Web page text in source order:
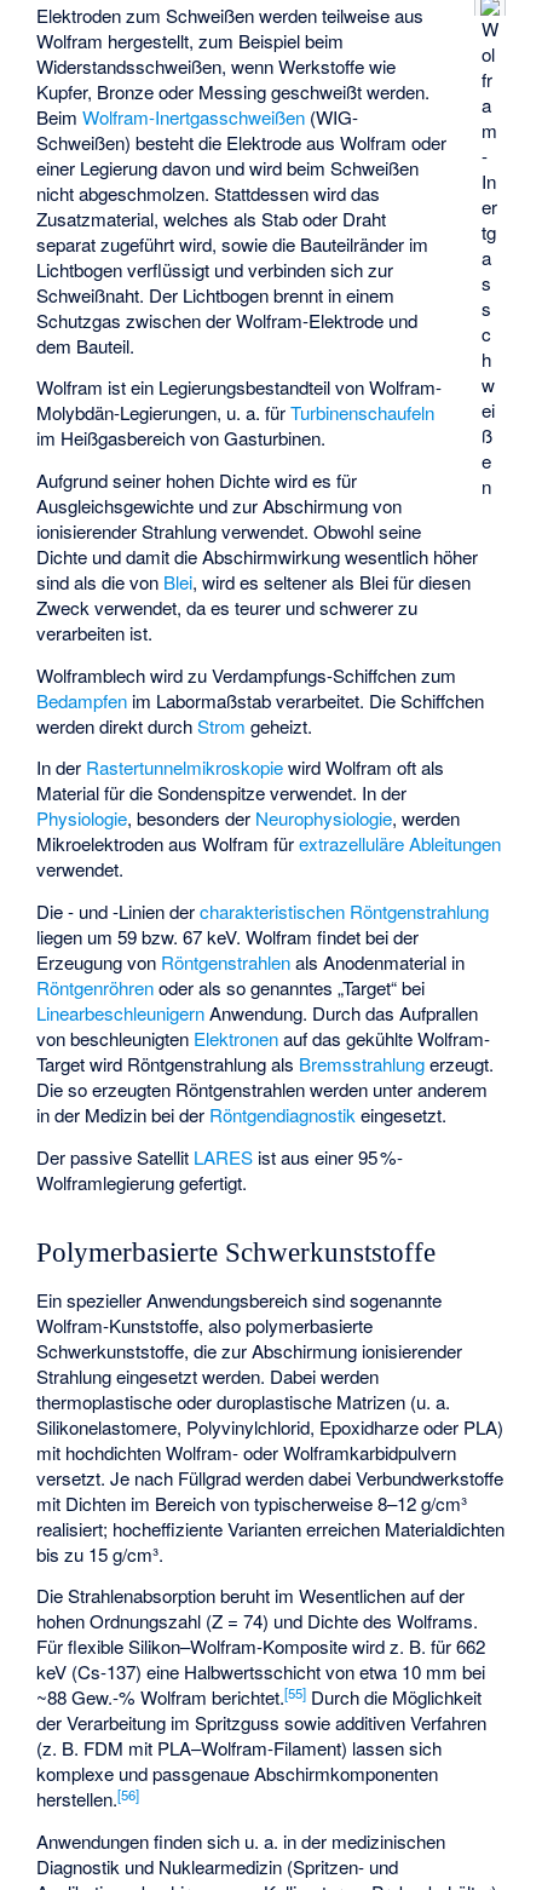
W
ol
fr
a
m
-
In
er
tg
a
s
s
c
h
w
ei
ß
e
n
Elektroden zum Schweißen werden teilweise aus
Wolfram hergestellt, zum Beispiel beim
Widerstandsschweißen, wenn Werkstoffe wie
Kupfer, Bronze oder Messing geschweißt werden.
BeimWolfram-Inertgasschweißen (WIG-
Schweißen) besteht die Elektrode aus Wolfram oder
einer Legierung davon und wird beim Schweißen
nicht abgeschmolzen. Stattdessen wird das
Zusatzmaterial, welches als Stab oder Draht
separat zugeführt wird, sowie die Bauteilränder im
Lichtbogen verflüssigt und verbinden sich zur
Schweißnaht. Der Lichtbogen brennt in einem
Schutzgas zwischen der Wolfram-Elektrode und
dem Bauteil.
Wolfram ist ein Legierungsbestandteil vonWolfram-
Molybdän-Legierungen, u. a. fürTurbinenschaufeln
im Heißgasbereich von Gasturbinen.
Aufgrund seiner hohen Dichte wird es für
Ausgleichsgewichte und zur Abschirmung von
ionisierender Strahlung verwendet. Obwohl seine
Dichte und damit die Abschirmwirkung wesentlich höher
sind als die von Blei, wird es seltener als Blei für diesen
Zweck verwendet, da es teurer und schwerer zu
verarbeiten ist.
Wolframblech wird zu Verdampfungs-Schiffchen zum
Bedampfen im Labormaßstab verarbeitet. Die Schiffchen
werden direkt durchStrom geheizt.
In der Rastertunnelmikroskopiewird Wolfram oft als
Material für die Sondenspitze verwendet. In der
Physiologie, besonders der Neurophysiologie, werden
Mikroelektroden aus Wolfram fürextrazelluläre Ableitungen
verwendet.
Die- und-Linien dercharakteristischen Röntgenstrahlung
liegen um 59 bzw. 67 keV. Wolfram findet bei der
Erzeugung von Röntgenstrahlenals Anodenmaterial in
Röntgenröhrenoder als so genanntes „Target“ bei
LinearbeschleunigernAnwendung. Durch das Aufprallen
von beschleunigten Elektronenauf das gekühlte Wolfram-
Target wird Röntgenstrahlung als Bremsstrahlungerzeugt.
Die so erzeugten Röntgenstrahlen werden unter anderem
in der Medizin bei der Röntgendiagnostik eingesetzt.
Der passive Satellit LARES ist aus einer 95 %-
Wolframlegierung gefertigt.
Polymerbasierte Schwerkunststoffe
Ein spezieller Anwendungsbereich sind sogenannte
Wolfram-Kunststoffe, also polymerbasierte
Schwerkunststoffe, die zur Abschirmung ionisierender
Strahlung eingesetzt werden. Dabei werden
thermoplastische oder duroplastische Matrizen (u. a.
Silikonelastomere, Polyvinylchlorid, Epoxidharze oder PLA)
mit hochdichten Wolfram- oder Wolframkarbidpulvern
versetzt. Je nach Füllgrad werden dabei Verbundwerkstoffe
mit Dichten im Bereich von typischerweise 8–12 g/cm³
realisiert; hocheffiziente Varianten erreichen Materialdichten
bis zu 15 g/cm³.
Die Strahlenabsorption beruht im Wesentlichen auf der
hohen Ordnungszahl (Z = 74) und Dichte des Wolframs.
Für flexible Silikon–Wolfram-Komposite wird z. B. für 662
keV (Cs-137) eine Halbwertsschicht von etwa 10 mm bei
~88 Gew.-% Wolfram berichtet.[55] Durch die Möglichkeit
der Verarbeitung im Spritzguss sowie additiven Verfahren
(z. B. FDM mit PLA–Wolfram-Filament) lassen sich
komplexe und passgenaue Abschirmkomponenten
herstellen.[56]
Anwendungen finden sich u. a. in der medizinischen
Diagnostik und Nuklearmedizin (Spritzen- und